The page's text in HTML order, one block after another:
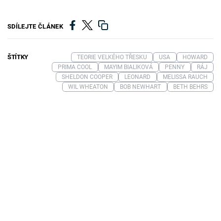
SDÍLEJTE ČLÁNEK
ŠTÍTKY TEORIE VELKÉHO TŘESKU USA
HOWARD
PRIMA COOL
MAYIM BIALIKOVÁ PENNY
RÁJ
SHELDON COOPER
LEONARD
MELISSA RAUCH
WIL WHEATON
BOB NEWHART BETH BEHRS